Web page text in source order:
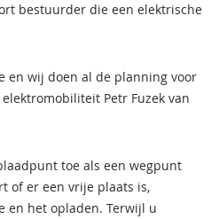
bestuurder die een elektrische
en wij doen al de planning voor
Petr Fuzek van
toe als een wegpunt
of er een vrije plaats is,
en het opladen. Terwijl u